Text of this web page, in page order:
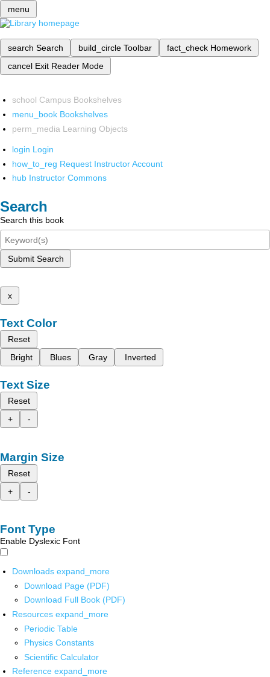
menu
search Search build_circle Toolbar fact_check Homework
cancel Exit Reader Mode
school Campus Bookshelves
menu_book Bookshelves
perm_media Learning Objects
login Login
how_to_reg Request Instructor Account
hub Instructor Commons
Search
Search this book
Submit Search
x
Text Color
Reset
Bright
Blues Gray Inverted
Text Size
Reset
+
-
Margin Size
Reset
+
-
Font Type
Enable Dyslexic Font
Downloads expand_more
Download Page (PDF)
Download Full Book (PDF)
Resources expand_more
Periodic Table
Physics Constants
Scientific Calculator
Reference expand_more